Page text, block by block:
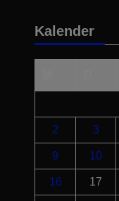
Kalender
2 3
9 10
16 17